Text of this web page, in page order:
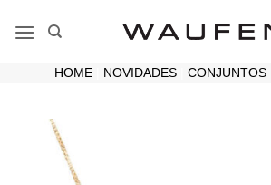
HOME| NOVIDADES| CONJUNTOS|